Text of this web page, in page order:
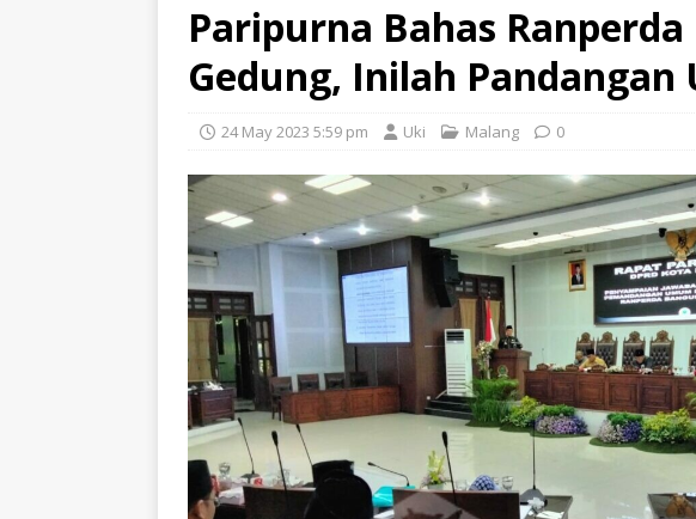
Paripurna Bahas
Gedung, Inilah Pandangan
24 May 2023 5:59 pm Uki Malang 0